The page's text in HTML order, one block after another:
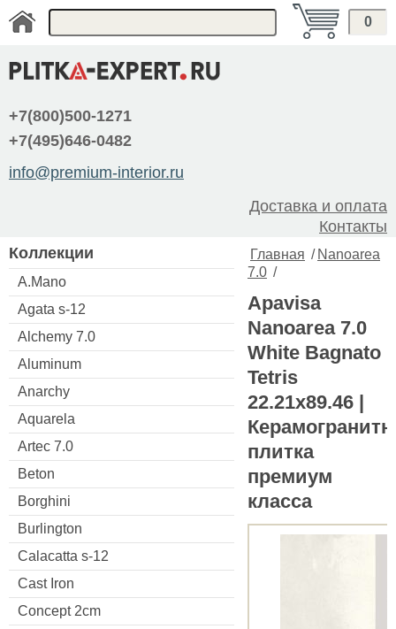
0
+7(800)500-1271
+7(495)646-0482
info@premium-interior.ru
Доставка и оплата
Контакты
Коллекции
A.Mano
Agata s-12
Alchemy 7.0
Aluminum
Anarchy
Aquarela
Artec 7.0
Beton
Borghini
Burlington
Calacatta s-12
Cast Iron
Concept 2cm
Главная / Nanoarea
7.0 /
Apavisa
Nanoarea 7.0
White Bagnato
Tetris
22.21x89.46 |
плитка
премиум
класса